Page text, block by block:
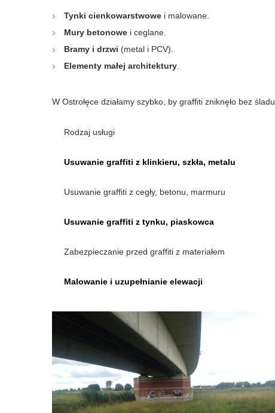
Tynki cienkowarstwowe i malowane.
Mury betonowe i ceglane.
Bramy i drzwi (metal i PCV).
Elementy małej architektury
W Ostrołęce działamy szybko, by graffiti zniknęło bez śladu.
Rodzaj usługi
Usuwanie graffiti z klinkieru, szkła, metalu
Usuwanie graffiti z cegły, betonu, marmuru
Usuwanie graffiti z tynku, piaskowca
Zabezpieczanie przed graffiti z materiałem
Malowanie i uzupełnianie elewacji